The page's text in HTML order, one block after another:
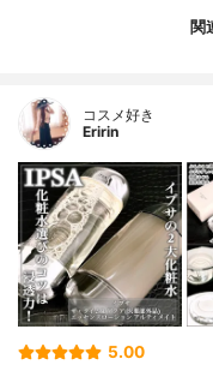
関
コスメ好き
Eririn
5.00